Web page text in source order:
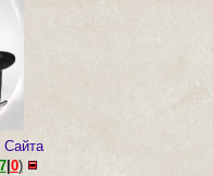
Сайта
| 0)